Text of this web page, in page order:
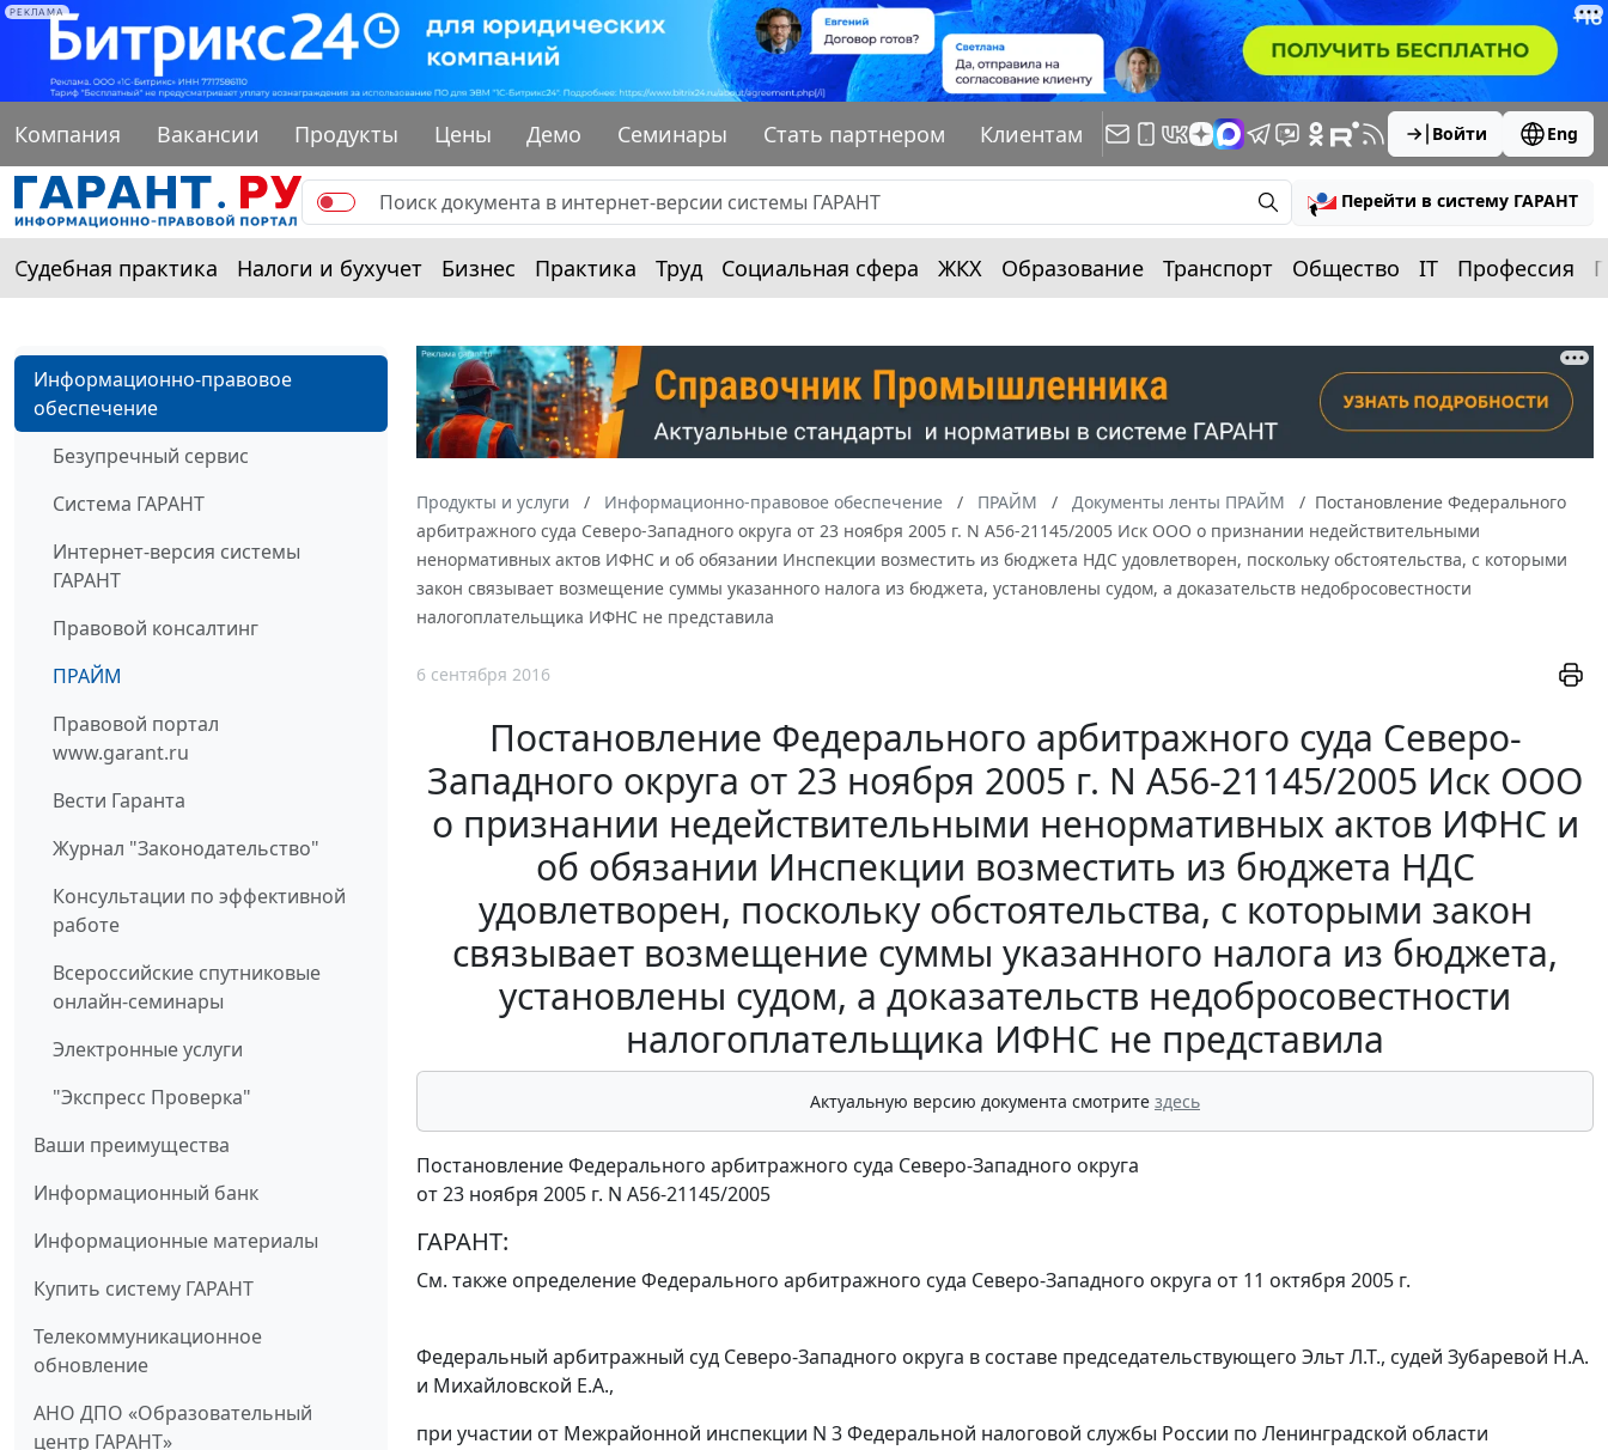
РЕКЛАМА
Компания Вакансии Продукты Цены Демо Семинары Стать партнером Клиентам Войти Eng
Перейти в систему ГАРАНТ
Судебная практика Налоги и бухучет Бизнес Практика Труд Социальная сфера ЖКХ Образование Транспорт Общество IT Профессия
Информационно-правовое
обеспечение
Безупречный сервис
Система ГАРАНТ
Интернет-версия системы
ГАРАНТ
Правовой консалтинг
ПРАЙМ
Правовой портал
www.garant.ru
Вести Гаранта
Журнал "Законодательство"
Консультации по эффективной
работе
Всероссийские спутниковые
онлайн-семинары
Электронные услуги
"Экспресс Проверка"
Ваши преимущества
Информационный банк
Информационные материалы
Купить систему ГАРАНТ
Телекоммуникационное
обновление
АНО ДПО «Образовательный
центр ГАРАНТ»
Продукты и услуги Информационно-правовое обеспечение ПРАЙМ Документы ленты ПРАЙМ
Постановление Федерального
арбитражного суда Северо-Западного округа от 23 ноября 2005 г. N А56-21145/2005 Иск ООО о признании недействительными
ненормативных актов ИФНС и об обязании Инспекции возместить из бюджета НДС удовлетворен, поскольку обстоятельства, с которыми
закон связывает возмещение суммы указанного налога из бюджета, установлены судом, а доказательств недобросовестности
налогоплательщика ИФНС не представила
6 сентября 2016
Постановление Федерального арбитражного суда Северо-
Западного округа от 23 ноября 2005 г. N А56-21145/2005 Иск ООО
о признании недействительными ненормативных актов ИФНС и
об обязании Инспекции возместить из бюджета НДС
удовлетворен, поскольку обстоятельства, с которыми закон
связывает возмещение суммы указанного налога из бюджета,
установлены судом, а доказательств недобросовестности
налогоплательщика ИФНС не представила
Актуальную версию документа смотрите здесь
Постановление Федерального арбитражного суда Северо-Западного округа
от 23 ноября 2005 г. N А56-21145/2005
ГАРАНТ:
См. также определение Федерального арбитражного суда Северо-Западного округа от 11 октября 2005 г.
Федеральный арбитражный суд Северо-Западного округа в составе председательствующего Эльт Л.Т., судей Зубаревой Н.А.
и Михайловской Е.А.,
при участии от Межрайонной инспекции N 3 Федеральной налоговой службы России по Ленинградской области